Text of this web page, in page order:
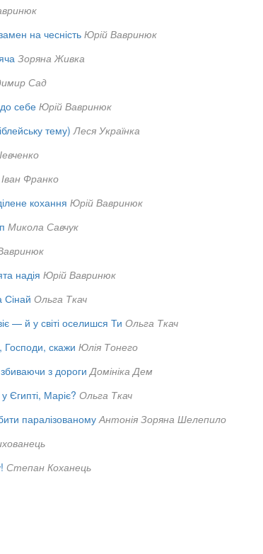
на чесність Юрій Вавринюк
Зоряна Живка
Сад
себе Юрій Вавринюк
тему) Леся Українка
Іван Франко
кохання Юрій Вавринюк
Микола Савчук
надія Юрій Вавринюк
Ольга Ткач
— й у світі оселишся Ти Ольга Ткач
Господи, скажи Юлія Тонего
з дороги Домініка Дем
Єгипті, Маріє? Ольга Ткач
паралізованому Антонія Зоряна Шелепило
Степан Коханець